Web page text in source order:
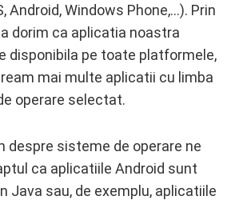
Android, Windows Phone,…). Prin
dorim ca aplicatia noastra
disponibila pe toate platformele,
mai multe aplicatii cu limba
operare selectat.
despre sisteme de operare ne
ca aplicatiile Android sunt
Java sau, de exemplu, aplicatiile